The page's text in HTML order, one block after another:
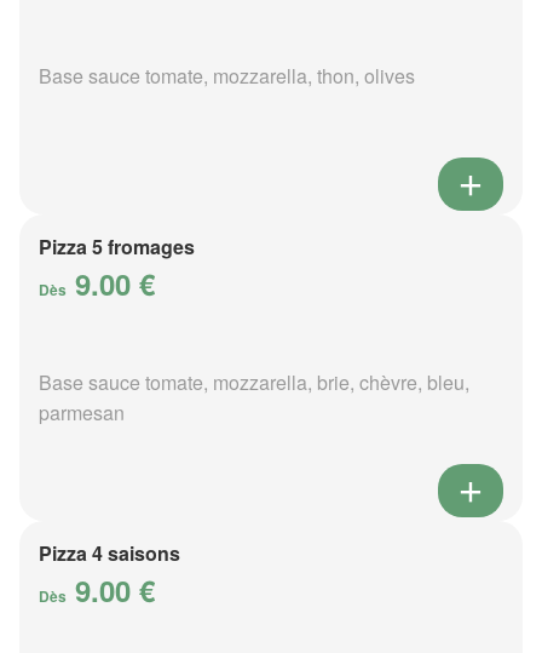
Base sauce tomate, mozzarella, thon, olives
Pizza 5 fromages
Dès 9.00 €
Base sauce tomate, mozzarella, brie, chèvre, bleu,
parmesan
Pizza 4 saisons
Dès 9.00 €